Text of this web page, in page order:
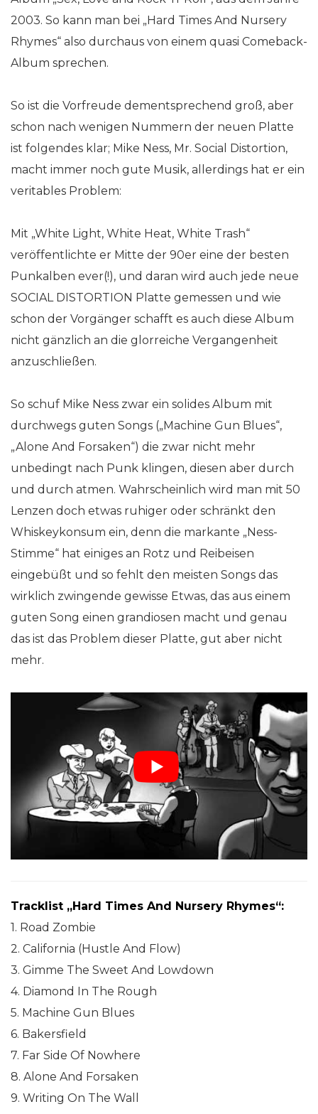
2003. So kann man bei „Hard Times And Nursery
Rhymes“ also durchaus von einem quasi Comeback-
Album sprechen.
So ist die Vorfreude dementsprechend groß, aber
schon nach wenigen Nummern der neuen Platte
ist folgendes klar; Mike Ness, Mr. Social Distortion,
macht immer noch gute Musik, allerdings hat er ein
veritables Problem:
Mit „White Light, White Heat, White Trash“
veröffentlichte er Mitte der 90er eine der besten
Punkalben ever(!), und daran wird auch jede neue
SOCIAL DISTORTION Platte gemessen und wie
schon der Vorgänger schafft es auch diese Album
nicht gänzlich an die glorreiche Vergangenheit
anzuschließen.
So schuf Mike Ness zwar ein solides Album mit
durchwegs guten Songs („Machine Gun Blues“,
„Alone And Forsaken“) die zwar nicht mehr
unbedingt nach Punk klingen, diesen aber durch
und durch atmen. Wahrscheinlich wird man mit 50
Lenzen doch etwas ruhiger oder schränkt den
Whiskeykonsum ein, denn die markante „Ness-
Stimme“ hat einiges an Rotz und Reibeisen
eingebüßt und so fehlt den meisten Songs das
wirklich zwingende gewisse Etwas, das aus einem
guten Song einen grandiosen macht und genau
das ist das Problem dieser Platte, gut aber nicht
mehr.
Tracklist „Hard Times And Nursery Rhymes“:
1. Road Zombie
2. California (Hustle And Flow)
3. Gimme The Sweet And Lowdown
4. Diamond In The Rough
5. Machine Gun Blues
6. Bakersfield
7. Far Side Of Nowhere
8. Alone And Forsaken
9. Writing On The Wall